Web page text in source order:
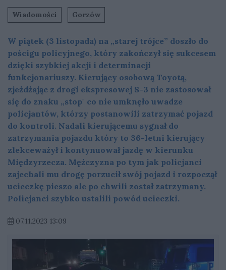
Wiadomości Gorzów
W piątek (3 listopada) na „starej trójce” doszło do
pościgu policyjnego, który zakończył się sukcesem
dzięki szybkiej akcji i determinacji
funkcjonariuszy. Kierujący osobową Toyotą,
zjeżdżając z drogi ekspresowej S-3 nie zastosował
się do znaku „stop" co nie umknęło uwadze
policjantów, którzy postanowili zatrzymać pojazd
do kontroli. Nadali kierującemu sygnał do
zatrzymania pojazdu który to 36-letni kierujący
zlekceważył i kontynuował jazdę w kierunku
Międzyrzecza. Mężczyzna po tym jak policjanci
zajechali mu drogę porzucił swój pojazd i rozpoczął
ucieczkę pieszo ale po chwili został zatrzymany.
Policjanci szybko ustalili powód ucieczki.
07.11.2023 13:09